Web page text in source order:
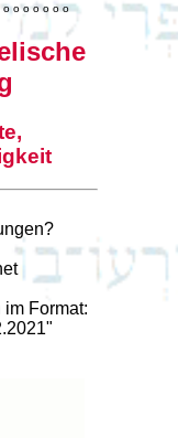
o o o o o o o
im Format:
"